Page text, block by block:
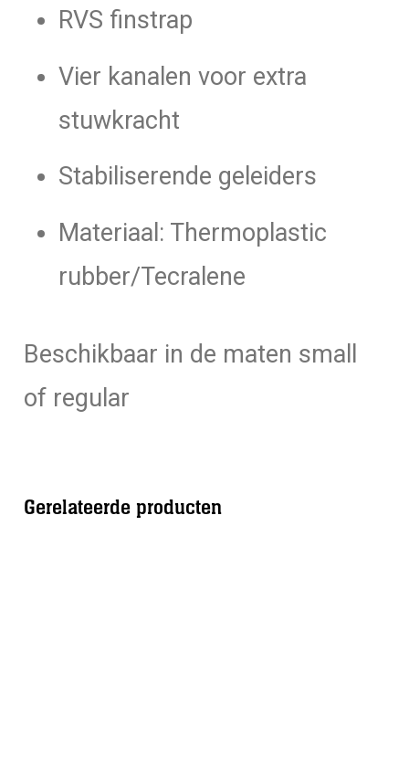
RVS finstrap
Vier kanalen voor extra
stuwkracht
Stabiliserende geleiders
Materiaal: Thermoplastic
rubber/Tecralene
Beschikbaar in de maten small
of regular
Gerelateerde producten